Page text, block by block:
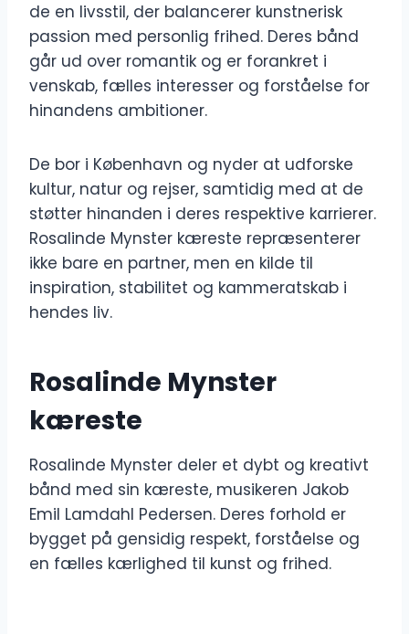
de en livsstil, der balancerer kunstnerisk
passion med personlig frihed. Deres bånd
går ud over romantik og er forankret i
venskab, fælles interesser og forståelse for
hinandens ambitioner.
De bor i København og nyder at udforske
kultur, natur og rejser, samtidig med at de
støtter hinanden i deres respektive karrierer.
Rosalinde Mynster kæreste repræsenterer
ikke bare en partner, men en kilde til
inspiration, stabilitet og kammeratskab i
hendes liv.
Rosalinde Mynster
kæreste
Rosalinde Mynster deler et dybt og kreativt
bånd med sin kæreste, musikeren Jakob
Emil Lamdahl Pedersen. Deres forhold er
bygget på gensidig respekt, forståelse og
en fælles kærlighed til kunst og frihed.